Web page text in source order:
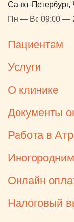
Санкт-Петербург,
Пн — Вс 09:00 —
Пациентам
Услуги
О клинике
Документы
Работа в
Онлайн
Налоговый